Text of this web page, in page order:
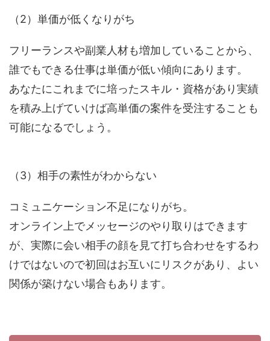
（2）単価が低くなりがち
フリーランスや副業人材も増加していることから、
誰でもできる仕事は単価が低い傾向にあります。
あなたにこれまでに培ったスキル・資格があり実績
を積み上げていけば高単価の案件を受注することも
可能になるでしょう。
（3）相手の素性がわからない
コミュニケーション不足になりがち。
オンライン上でメッセージのやり取りはできます
が、実際に会い相手の顔を見て打ち合わせをするわ
けではないので初回はお互いにリスクがあり、よい
関係が築けない場合もあります。